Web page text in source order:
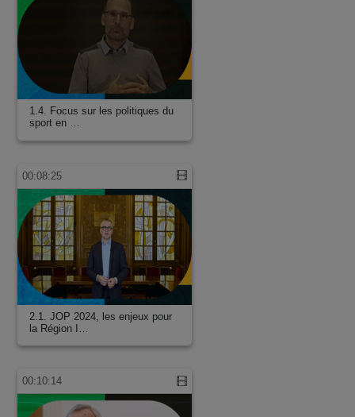
1.4. Focus sur les politiques du
sport en …
00:08:25
2.1. JOP 2024, les enjeux pour
la Région I…
00:10:14